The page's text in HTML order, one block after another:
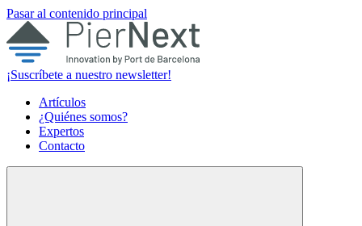
Pasar al contenido principal
¡Suscríbete a nuestro newsletter!
Artículos
¿Quiénes somos?
Expertos
Contacto